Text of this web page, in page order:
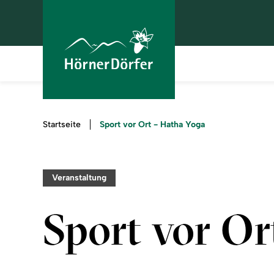
Sie
Startseite Sport vor Ort - Hatha Yoga
Veranstaltung
Sport vor